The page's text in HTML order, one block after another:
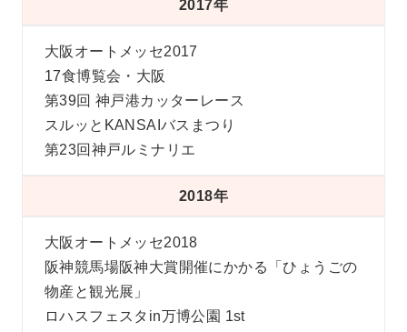
2017年
大阪オートメッセ2017
17食博覧会・大阪
第39回 神戸港カッターレース
スルッとKANSAIバスまつり
第23回神戸ルミナリエ
2018年
大阪オートメッセ2018
阪神競馬場阪神大賞開催にかかる「ひょうごの
物産と観光展」
ロハスフェスタin万博公園 1st